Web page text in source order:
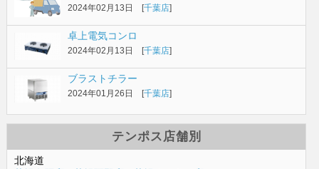
2024年02月13日 [千葉店]
卓上電気コンロ
2024年02月13日 [千葉店]
ブラストチラー
2024年01月26日 [千葉店]
テンポス店舗別
北海道